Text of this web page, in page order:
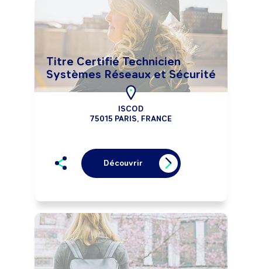
Titre Certifié Technicien
Systèmes Réseaux et Sécurité
ISCOD
75015 PARIS, FRANCE
Découvrir